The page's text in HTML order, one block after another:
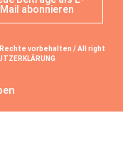
Mail abonnieren
vorbehalten / All right